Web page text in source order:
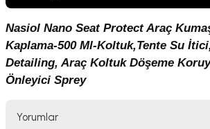
Nasiol Nano Seat Protect Araç
Kaplama-500 Ml-Koltuk,Tente Su
Detailing, Araç Koltuk Döşeme
Önleyici Sprey
Yorumlar